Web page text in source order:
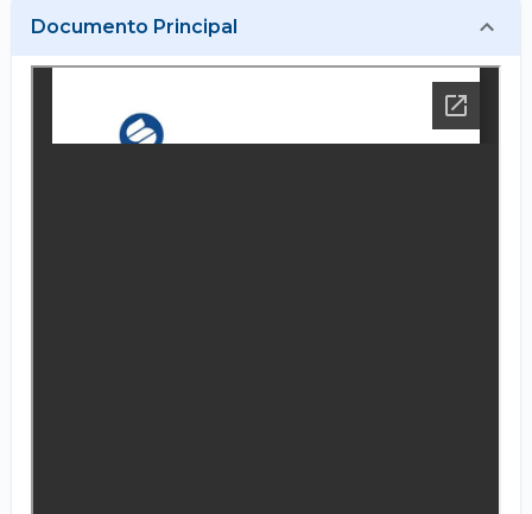
Documento Principal